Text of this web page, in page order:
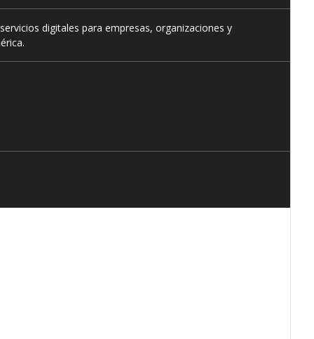
digitales para empresas, organizaciones y